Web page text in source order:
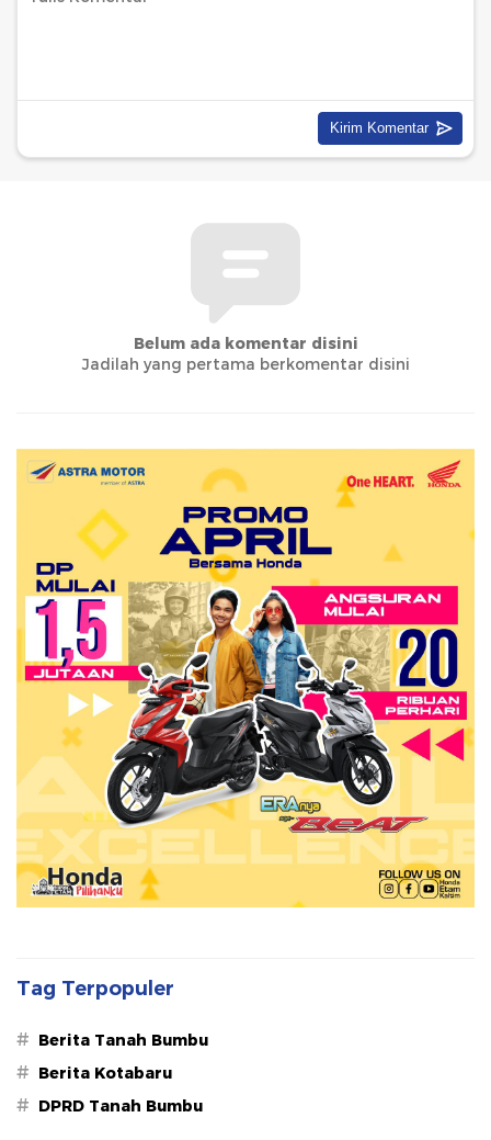
Belum ada komentar disini
Jadilah yang pertama berkomentar disini
Tag Terpopuler
# Berita Tanah Bumbu
# Berita Kotabaru
# DPRD Tanah Bumbu